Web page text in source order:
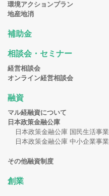
環境アクションプラン
地産地消
補助金
相談会・セミナー
経営相談会
オンライン経営相談会
融資
マル経融資について
日本政策金融公庫
日本政策金融公庫 国民生活事業
日本政策金融公庫 中小企業事業
その他融資制度
創業